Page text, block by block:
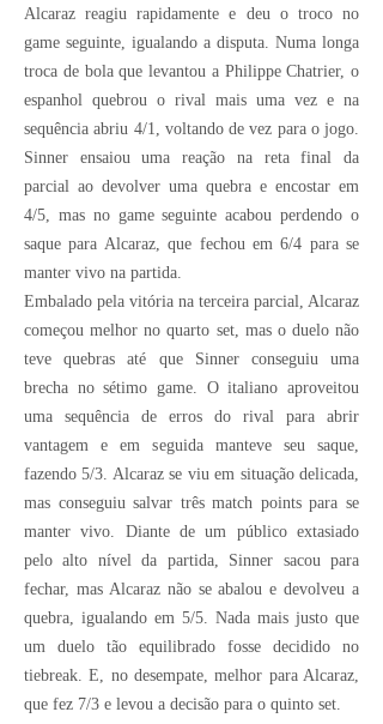
Alcaraz reagiu rapidamente e deu o troco no
game seguinte, igualando a disputa. Numa longa
troca de bola que levantou a Philippe Chatrier, o
espanhol quebrou o rival mais uma vez e na
sequência abriu 4/1, voltando de vez para o jogo.
Sinner ensaiou uma reação na reta final da
parcial ao devolver uma quebra e encostar em
4/5, mas no game seguinte acabou perdendo o
saque para Alcaraz, que fechou em 6/4 para se
manter vivo na partida.
Embalado pela vitória na terceira parcial, Alcaraz
começou melhor no quarto set, mas o duelo não
teve quebras até que Sinner conseguiu uma
brecha no sétimo game. O italiano aproveitou
uma sequência de erros do rival para abrir
vantagem e em seguida manteve seu saque,
fazendo 5/3. Alcaraz se viu em situação delicada,
mas conseguiu salvar três match points para se
manter vivo. Diante de um público extasiado
pelo alto nível da partida, Sinner sacou para
fechar, mas Alcaraz não se abalou e devolveu a
quebra, igualando em 5/5. Nada mais justo que
um duelo tão equilibrado fosse decidido no
tiebreak. E, no desempate, melhor para Alcaraz,
que fez 7/3 e levou a decisão para o quinto set.